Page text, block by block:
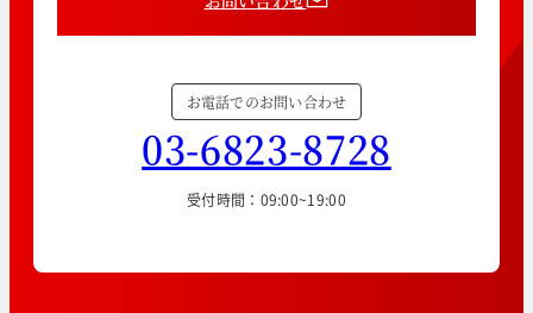
お電話でのお問い合わせ
03-6823-8728
受付時間：09:00~19:00